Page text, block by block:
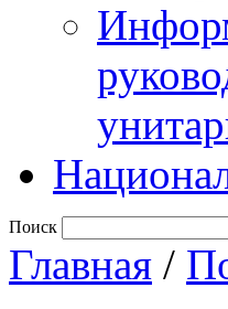
Поиск
Главная /